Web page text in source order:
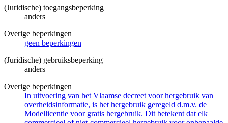
(Juridische) toegangsbeperking
anders
Overige beperkingen
geen beperkingen
(Juridische) gebruiksbeperking
anders
Overige beperkingen
In uitvoering van het Vlaamse decreet voor hergebruik van
overheidsinformatie, is het hergebruik geregeld d.m.v. de
Modellicentie voor gratis hergebruik. Dit betekent dat elk